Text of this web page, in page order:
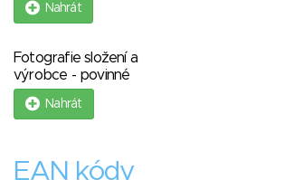
Nahrát
Fotografie složení a
výrobce - povinné
Nahrát
EAN kódy